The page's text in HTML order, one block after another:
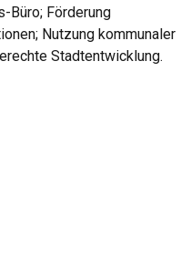
Büro; Förderung
Nutzung kommunaler
Stadtentwicklung.